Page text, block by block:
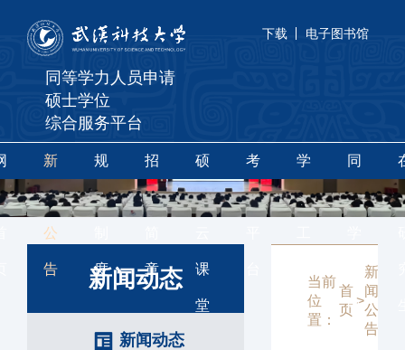
同等学力人员申请
硕士学位
综合服务平台
下载 电子图书馆
新
闻
公
告
规
章
度
招
生
章
硕
果
课
堂
考
辅
学
位
同
等
申
新闻动态
新闻动态
当前
位
置：
首
页
>
新
闻
公
告